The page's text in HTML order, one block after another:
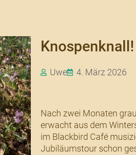
Knospenknall!
Uwe 4. März 2026
Nach zwei Monaten
erwacht aus dem
im Blackbird Café
Jubiläumstour schon